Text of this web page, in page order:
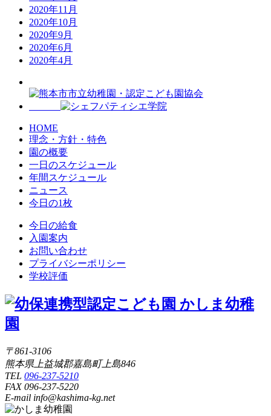
2020年11月
2020年10月
2020年9月
2020年6月
2020年4月
HOME
理念・方針・特色
園の概要
一日のスケジュール
年間スケジュール
ニュース
今日の1枚
今日の給食
入園案内
お問い合わせ
プライバシーポリシー
学校評価
〒861-3106
熊本県上益城郡嘉島町上島846
TEL 096-237-5210
FAX 096-237-5220
E-mail info@kashima-kg.net